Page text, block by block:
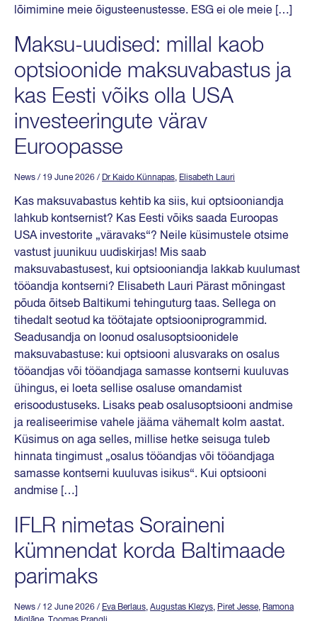
lõimimine meie õigusteenustesse. ESG ei ole meie […]
Maksu-uudised: millal kaob
optsioonide maksuvabastus ja
kas Eesti võiks olla USA
investeeringute värav
Euroopasse
News / 19 June 2026 / Dr Kaido Künnapas, Elisabeth Lauri
Kas maksuvabastus kehtib ka siis, kui optsiooniandja
lahkub kontsernist? Kas Eesti võiks saada Euroopas
USA investorite „väravaks“? Neile küsimustele otsime
vastust juunikuu uudiskirjas! Mis saab
maksuvabastusest, kui optsiooniandja lakkab kuulumast
tööandja kontserni? Elisabeth Lauri Pärast mõningast
põuda õitseb Baltikumi tehinguturg taas. Sellega on
tihedalt seotud ka töötajate optsiooniprogrammid.
Seadusandja on loonud osalusoptsioonidele
maksuvabastuse: kui optsiooni alusvaraks on osalus
tööandjas või tööandjaga samasse kontserni kuuluvas
ühingus, ei loeta sellise osaluse omandamist
erisoodustuseks. Lisaks peab osalusoptsiooni andmise
ja realiseerimise vahele jääma vähemalt kolm aastat.
Küsimus on aga selles, millise hetke seisuga tuleb
hinnata tingimust „osalus tööandjas või tööandjaga
samasse kontserni kuuluvas isikus“. Kui optsiooni
andmise […]
IFLR nimetas Soraineni
kümnendat korda Baltimaade
parimaks
News / 12 June 2026 / Eva Berlaus, Augustas Klezys, Piret Jesse, Ramona